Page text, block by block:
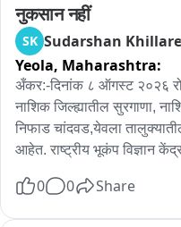
नुकसान नहीं
SK Sudarshan Khillare
Yeola, Maharashtra:
अँकर:-दिनांक ८ ऑगस्ट २०२६
नाशिक जिल्ह्यातील सुरगाणा,
निफाड चांदवड,येवला
आहेत. राष्ट्रीय भूकंप विज्ञान
गुजरात राज्यातील हातगड डोंगर
0 0 Share